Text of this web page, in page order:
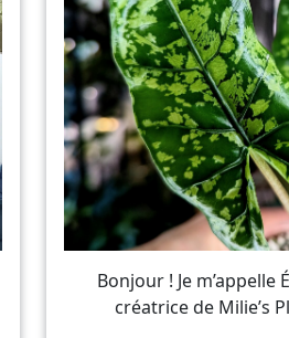
Bonjour ! Je m’appelle
créatrice de Milie’s